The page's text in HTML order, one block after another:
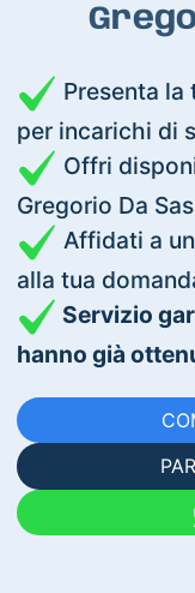
Presenta la
per incarichi di
Offri
Gregorio Da
Affidati a
alla tua
Servizio
hanno già